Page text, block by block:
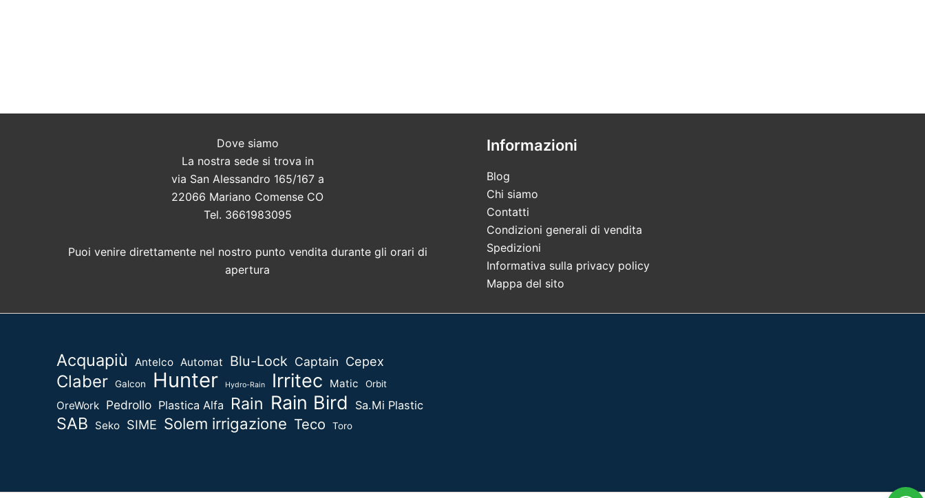
Dove siamo
La nostra sede si trova in
via San Alessandro 165/167 a
22066 Mariano Comense CO
Tel. 3661983095
Puoi venire direttamente nel nostro punto vendita durante gli orari di
apertura
Informazioni
Blog
Chi siamo
Contatti
Condizioni generali di vendita
Spedizioni
Informativa sulla privacy policy
Mappa del sito
Acquapiù Antelco Automat Blu-Lock Captain Cepex
Claber Galcon Hunter Hydro-Rain Irritec Matic Orbit
OreWork Pedrollo Plastica Alfa Rain Rain Bird Sa.Mi Plastic
SAB Seko SIME Solem irrigazione Teco Toro